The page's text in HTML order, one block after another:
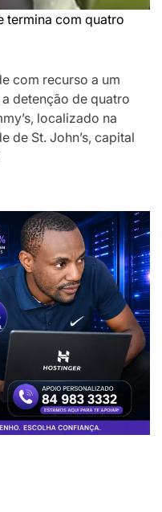
termina com quatro
com recurso a um
detenção de quatro
localizado na
de St. John’s, capital